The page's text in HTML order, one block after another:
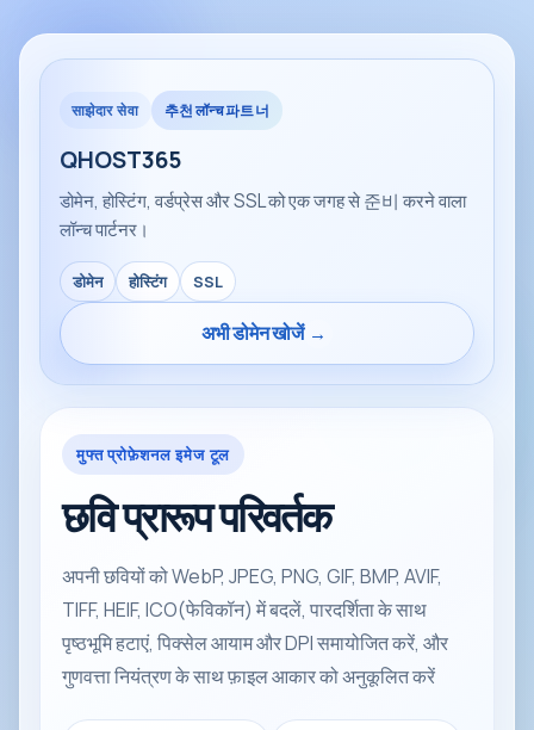
साझेदार सेवा 추천 लॉन्च 파트너
QHOST365
डोमेन, होस्टिंग, वर्डप्रेस और SSL को एक जगह से 준비 करने वाला
लॉन्च पार्टनर।
डोमेन होस्टिंग SSL
अभी डोमेन खोजें →
मुफ्त प्रोफ़ेशनल इमेज टूल
छवि प्रारूप परिवर्तक
अपनी छवियों को WebP, JPEG, PNG, GIF, BMP, AVIF,
TIFF, HEIF, ICO(फेविकॉन) में बदलें, पारदर्शिता के साथ
पृष्ठभूमि हटाएं, पिक्सेल आयाम और DPI समायोजित करें, और
गुणवत्ता नियंत्रण के साथ फ़ाइल आकार को अनुकूलित करें